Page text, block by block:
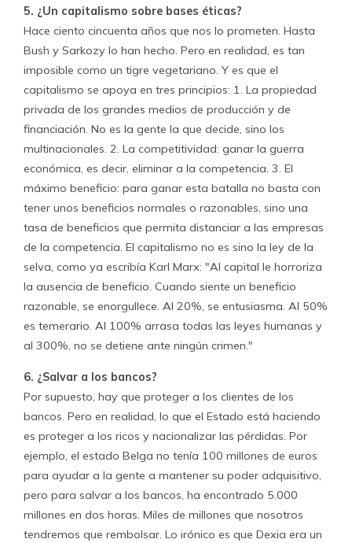
5. ¿Un capitalismo sobre bases éticas?
Hace ciento cincuenta años que nos lo prometen. Hasta
Bush y Sarkozy lo han hecho. Pero en realidad, es tan
imposible como un tigre vegetariano. Y es que el
capitalismo se apoya en tres principios: 1. La propiedad
privada de los grandes medios de producción y de
financiación. No es la gente la que decide, sino los
multinacionales. 2. La competitividad: ganar la guerra
económica, es decir, eliminar a la competencia. 3. El
máximo beneficio: para ganar esta batalla no basta con
tener unos beneficios normales o razonables, sino una
tasa de beneficios que permita distanciar a las empresas
de la competencia. El capitalismo no es sino la ley de la
selva, como ya escribía Karl Marx: "Al capital le horroriza
la ausencia de beneficio. Cuando siente un beneficio
razonable, se enorgullece. Al 20%, se entusiasma. Al 50%
es temerario. Al 100% arrasa todas las leyes humanas y
al 300%, no se detiene ante ningún crimen."
6. ¿Salvar a los bancos?
Por supuesto, hay que proteger a los clientes de los
bancos. Pero en realidad, lo que el Estado está haciendo
es proteger a los ricos y nacionalizar las pérdidas. Por
ejemplo, el estado Belga no tenía 100 millones de euros
para ayudar a la gente a mantener su poder adquisitivo,
pero para salvar a los bancos, ha encontrado 5.000
millones en dos horas. Miles de millones que nosotros
tendremos que rembolsar. Lo irónico es que Dexia era un